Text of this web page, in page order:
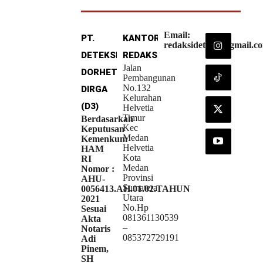
PT.
DETEKSI
DORHETA
DIRGA
(D3)
Berdasarkan
Keputusan
Kemenkum
HAM
RI
Nomor :
AHU-
0056413.AH.01.02.TAHUN
2021
Sesuai
Akta
Notaris
Adi
Pinem,
SH
KANTOR
REDAKSI
Jalan
Pembangunan
No.132
Kelurahan
Helvetia
Timur
Kec
Medan
Helvetia
Kota
Medan
Provinsi
Sumatera
Utara
No.Hp
081361130539
–
085372729191
Email: